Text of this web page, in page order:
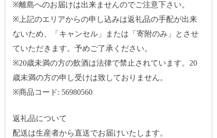
※離島へのお届けは出来ませんのでご注意下さい。
※上記のエリアからの申し込みは返礼品の手配が出来
ないため、「キャンセル」または「寄附のみ」とさせ
ていただきます。予めご了承ください。
※20歳未満の方の飲酒は法律で禁止されています。20
歳未満の方の申し受けは致しておりません。
※商品コード: 56980560
返礼品について
配送は生産者から直送でお届けいたします。